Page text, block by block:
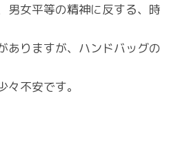
男女平等の精神に反する、時
ありますが、ハンドバッグの
不安です。